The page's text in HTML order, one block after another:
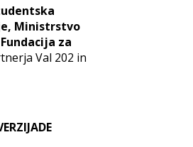
Ministrstvo
za
Val 202 in